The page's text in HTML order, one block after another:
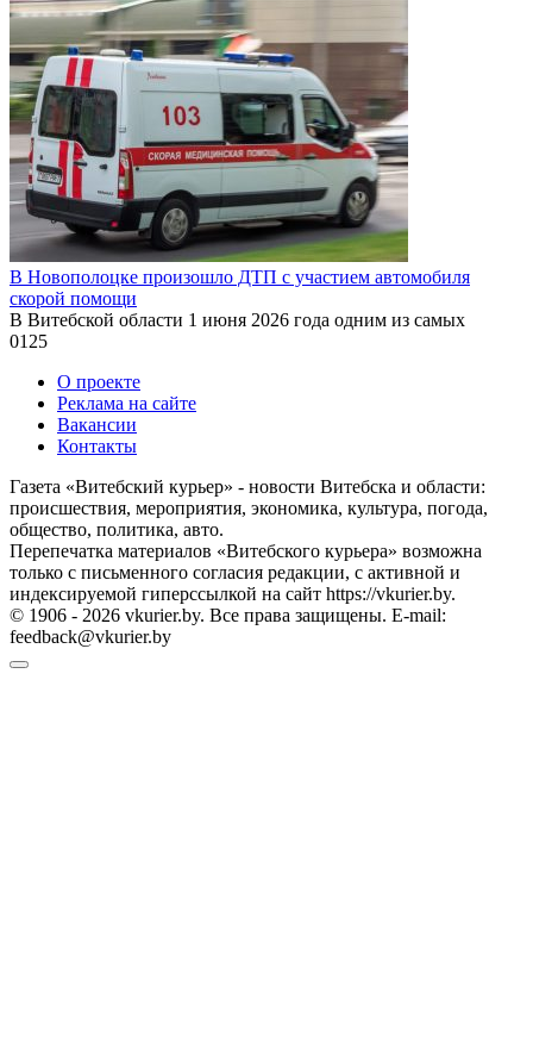
В Новополоцке произошло ДТП с участием автомобиля
скорой помощи
В Витебской области 1 июня 2026 года одним из самых
0125
О проекте
Реклама на сайте
Вакансии
Контакты
Газета «Витебский курьер» - новости Витебска и области:
происшествия, мероприятия, экономика, культура, погода,
общество, политика, авто.
Перепечатка материалов «Витебского курьера» возможна
только с письменного согласия редакции, с активной и
индексируемой гиперссылкой на сайт https://vkurier.by.
© 1906 - 2026 vkurier.by. Все права защищены. E-mail:
feedback@vkurier.by